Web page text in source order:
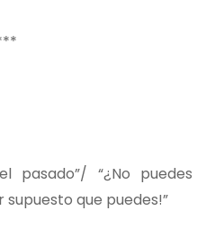
pasado”/ “¿No puedes
que puedes!”